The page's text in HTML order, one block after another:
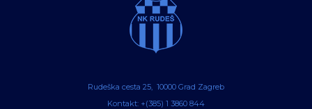
Rudeška cesta 25, 10000 Grad Zagreb
Kontakt: +(385) 1 3860 844